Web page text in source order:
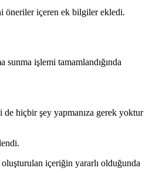
öneriler içeren ek bilgiler ekledi.
sunma işlemi tamamlandığında
hiçbir şey yapmanıza gerek yoktur
içeriğin yararlı olduğunda